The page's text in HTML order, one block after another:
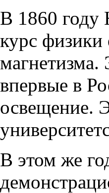
В 1860
курс физики
впервые в
освещение.
В этом же